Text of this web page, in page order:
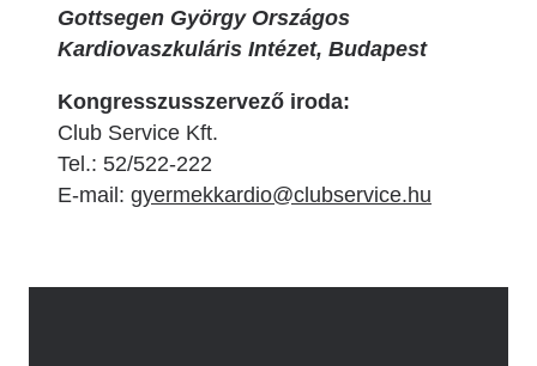
Gottsegen György Országos
Kardiovaszkuláris Intézet, Budapest
Kongresszusszervező iroda:
Club Service Kft.
Tel.: 52/522-222
E-mail: gyermekkardio@clubservice.hu